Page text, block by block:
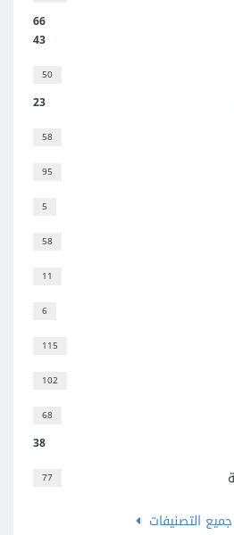
66
43
50
23
58
95
5
58
11
6
115
102
68
38
77
التصنيفات